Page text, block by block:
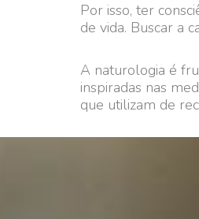
Por isso, ter
de vida. Buscar a
A naturologia é
inspiradas nas
que utilizam de